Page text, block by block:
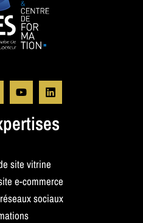
site vitrine
e-commerce
sociaux